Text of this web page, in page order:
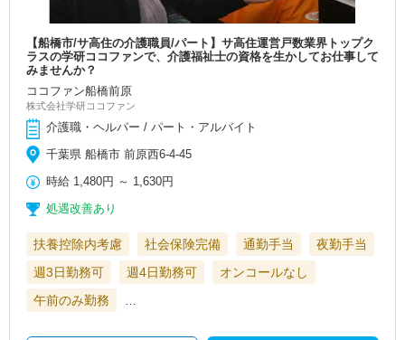
【船橋市/サ高住の介護職員/パート】サ高住運営戸数業界トップク
ラスの学研ココファンで、介護福祉士の資格を生かしてお仕事して
みませんか？
ココファン船橋前原
株式会社学研ココファン
介護職・ヘルパー / パート・アルバイト
千葉県 船橋市 前原西6-4-45
時給 1,480円 ～ 1,630円
処遇改善あり
扶養控除内考慮 社会保険完備 通勤手当
夜勤手当
週3日勤務可
週4日勤務可
オンコールなし
午前のみ勤務